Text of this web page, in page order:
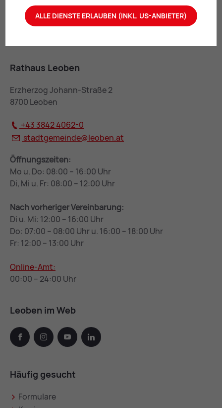
Rathaus Leoben
Erzherzog Johann-Straße 2
8700 Leoben
+43 3842 4062-0
stadtgemeinde@leoben.at
Öffnungszeiten:
Mo u. Do: 08:00 – 16:00 Uhr
Di, Mi u. Fr: 08:00 – 12:00 Uhr
Nach vorheriger Vereinbarung:
Di u. Mi: 12:00 – 16:00 Uhr
Do: 07:00 – 08:00 Uhr u. 16:00 – 18:00 Uhr
Fr: 12:00 – 13:00 Uhr
Online-Amt:
00:00 – 24:00 Uhr
Leoben im Web
facebook instagramyoutube linkedin
Häufig gesucht
Formulare
ALLE DIENSTE ERLAUBEN (INKL. US-ANBIETER)